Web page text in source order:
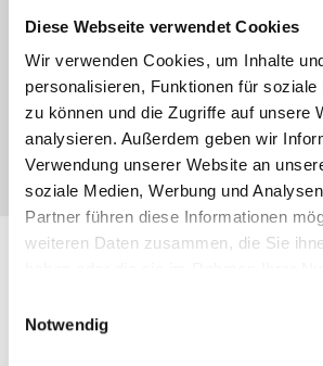
Diese Webseite verwendet Cookies
Wir verwenden Cookies, um Inhalte
personalisieren, Funktionen für soziale
zu können und die Zugriffe auf unsere
analysieren. Außerdem geben wir
Verwendung unserer Website an
soziale Medien, Werbung und
Partner führen diese Informationen
weiteren Daten zusammen, die Sie
Notwendig
Aeroporto Verona – Stazione
ogni 20 minuti
Treno:
Verona Porta Nuova –
Merano e dintorni. Sia il treno che
mettono circa 50 minuti per
IL CONTENUTO VI È STATO